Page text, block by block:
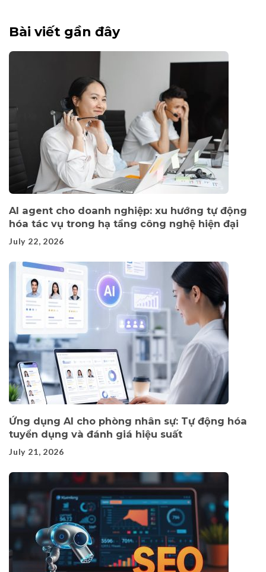
Bài viết gần đây
AI agent cho doanh nghiệp: xu hướng tự động
hóa tác vụ trong hạ tầng công nghệ hiện đại
July 22, 2026
Ứng dụng AI cho phòng nhân sự: Tự động hóa
tuyển dụng và đánh giá hiệu suất
July 21, 2026